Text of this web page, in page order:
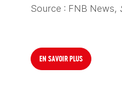
Source : FNB News,
EN SAVOIR PLUS